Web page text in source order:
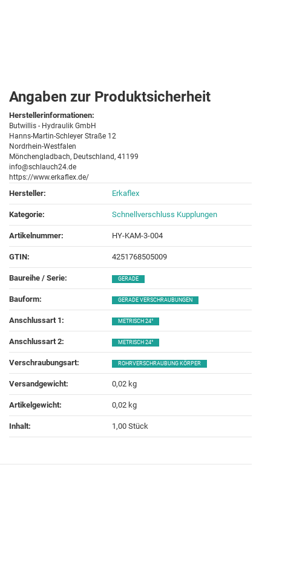
Angaben zur Produktsicherheit
Herstellerinformationen:
Butwillis - Hydraulik GmbH
Hanns-Martin-Schleyer Straße 12
Nordrhein-Westfalen
Mönchengladbach, Deutschland, 41199
info@schlauch24.de
https://www.erkaflex.de/
Hersteller: Erkaflex
Kategorie: Schnellverschluss Kupplungen
Artikelnummer: HY-KAM-3-004
GTIN: 4251768505009
Baureihe / Serie‍: GERADE
Bauform‍: GERADE VERSCHRAUBUNGEN
Anschlussart 1‍: METRISCH 24°
Anschlussart 2‍: METRISCH 24°
Verschraubungsart‍: ROHRVERSCHRAUBUNG KÖRPER
Versandgewicht‍: 0,02 kg
Artikelgewicht‍: 0,02 kg
Inhalt‍: 1,00 Stück